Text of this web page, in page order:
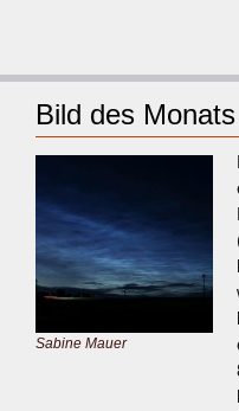
Bild des
Sabine Mauer